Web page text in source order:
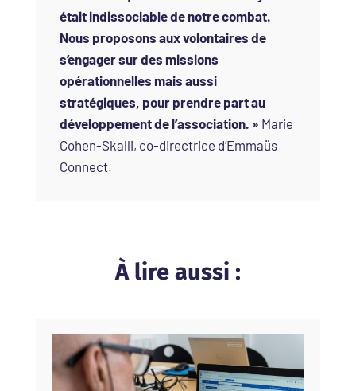
était indissociable de notre combat.
Nous proposons aux volontaires de
s’engager sur des missions
opérationnelles mais aussi
stratégiques, pour prendre part au
développement de l’association. » Marie
Cohen-Skalli, co-directrice d’Emmaüs
Connect.
À lire aussi :